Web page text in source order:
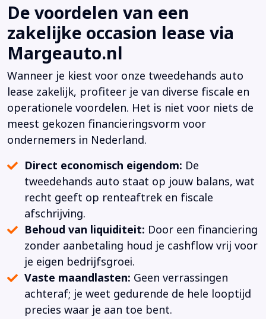
De voordelen van een
zakelijke occasion lease via
Margeauto.nl
Wanneer je kiest voor onze tweedehands auto
lease zakelijk, profiteer je van diverse fiscale en
operationele voordelen. Het is niet voor niets de
meest gekozen financieringsvorm voor
ondernemers in Nederland.
Direct economisch eigendom: De
tweedehands auto staat op jouw balans, wat
recht geeft op renteaftrek en fiscale
afschrijving.
Behoud van liquiditeit: Door een financiering
zonder aanbetaling houd je cashflow vrij voor
je eigen bedrijfsgroei.
Vaste maandlasten: Geen verrassingen
achteraf; je weet gedurende de hele looptijd
precies waar je aan toe bent.